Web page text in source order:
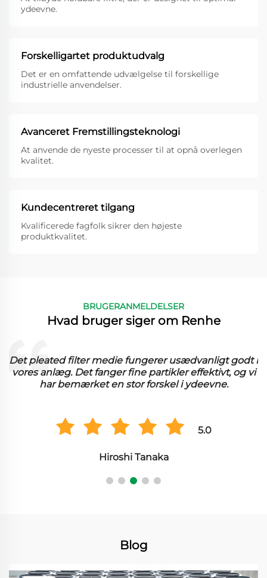
ydeevne.
Forskelligartet produktudvalg
Det er en omfattende udvælgelse til forskellige
industrielle anvendelser.
Avanceret Fremstillingsteknologi
At anvende de nyeste processer til at opnå overlegen
kvalitet.
Kundecentreret tilgang
Kvalificerede fagfolk sikrer den højeste
produktkvalitet.
BRUGERANMELDELSER
Hvad bruger siger om Renhe
Det pleated filter medie fungerer usædvanligt godt i
vores anlæg. Det fanger fine partikler effektivt, og vi
har bemærket en stor forskel i ydeevne.
5.0
Hiroshi Tanaka
Blog